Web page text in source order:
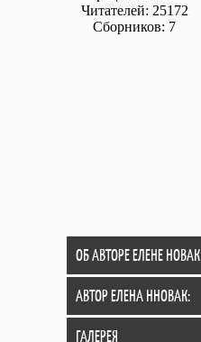
Читателей: 25172
Сборников: 7
ОБ АВТОРЕ ЕЛЕНЕ НОВАК
АВТОР ЕЛЕНА ННОВАК:
ГАЛЕРЕЯ